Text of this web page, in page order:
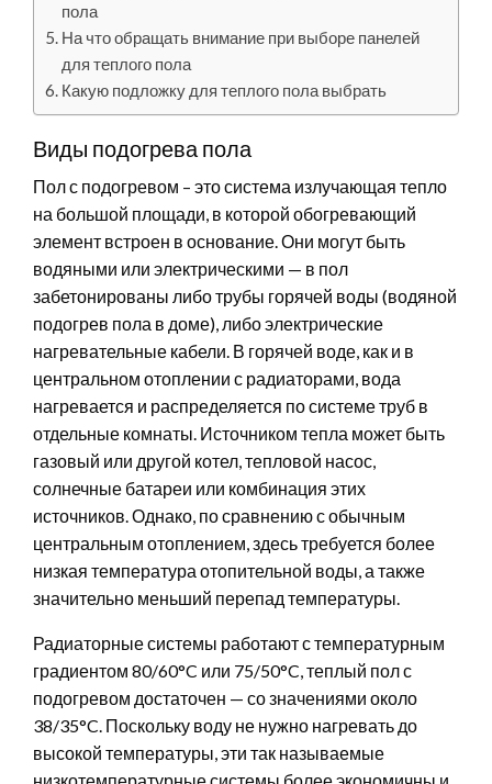
пола
На что обращать внимание при выборе панелей
для теплого пола
Какую подложку для теплого пола выбрать
Виды подогрева пола
Пол с подогревом – это система излучающая тепло
на большой площади, в которой обогревающий
элемент встроен в основание. Они могут быть
водяными или электрическими — в пол
забетонированы либо трубы горячей воды (водяной
подогрев пола в доме), либо электрические
нагревательные кабели. В горячей воде, как и в
центральном отоплении с радиаторами, вода
нагревается и распределяется по системе труб в
отдельные комнаты. Источником тепла может быть
газовый или другой котел, тепловой насос,
солнечные батареи или комбинация этих
источников. Однако, по сравнению с обычным
центральным отоплением, здесь требуется более
низкая температура отопительной воды, а также
значительно меньший перепад температуры.
Радиаторные системы работают с температурным
градиентом 80/60°C или 75/50°C, теплый пол с
подогревом достаточен — со значениями около
38/35°C. Поскольку воду не нужно нагревать до
высокой температуры, эти так называемые